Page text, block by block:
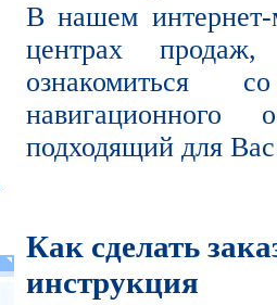
В нашем
центрах
ознакомиться
навигационного
подходящий для
Как сделать
инструкция